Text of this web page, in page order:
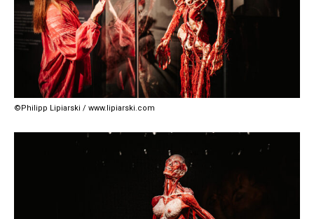
©Philipp Lipiarski / www.lipiarski.com